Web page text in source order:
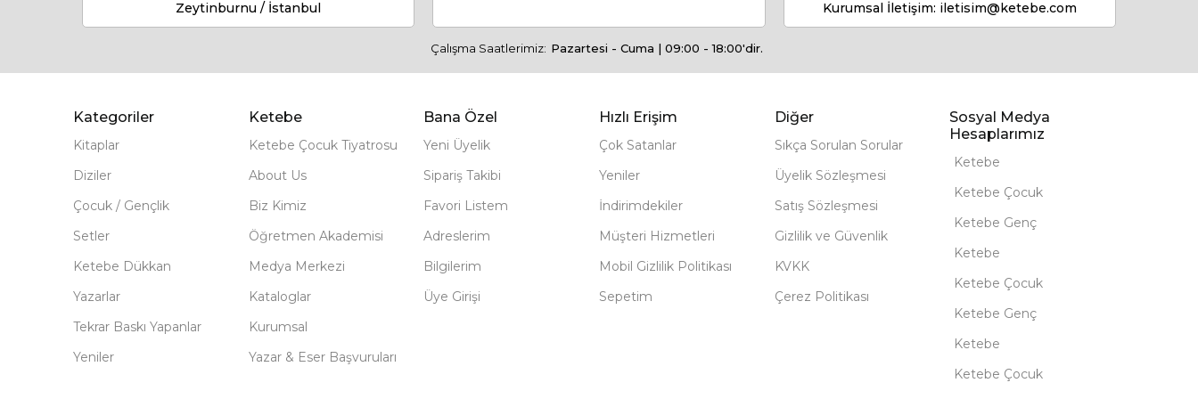
Zeytinburnu / İstanbul Kurumsal İletişim: iletisim@ketebe.com
Çalışma Saatlerimiz: Pazartesi - Cuma | 09:00 - 18:00'dir.
Kategoriler
Kitaplar
Diziler
Çocuk / Gençlik
Setler
Ketebe Dükkan
Yazarlar
Tekrar Baskı Yapanlar
Yeniler
Ketebe
Ketebe Çocuk Tiyatrosu
About Us
Biz Kimiz
Öğretmen Akademisi
Medya Merkezi
Kataloglar
Kurumsal
Yazar & Eser Başvuruları
Bana Özel
Yeni Üyelik
Sipariş Takibi
Favori Listem
Adreslerim
Bilgilerim
Üye Girişi
Hızlı Erişim
Çok Satanlar
Yeniler
İndirimdekiler
Müşteri Hizmetleri
Mobil Gizlilik Politikası
Sepetim
Diğer
Sıkça Sorulan Sorular
Üyelik Sözleşmesi
Satış Sözleşmesi
Gizlilik ve Güvenlik
KVKK
Çerez Politikası
Sosyal Medya
Hesaplarımız
Ketebe
Ketebe Çocuk
Ketebe Genç
Ketebe
Ketebe Çocuk
Ketebe Genç
Ketebe
Ketebe Çocuk